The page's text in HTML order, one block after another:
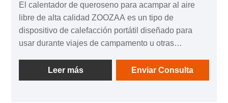
El calentador de queroseno para acampar al aire
libre de alta calidad ZOOZAA es un tipo de
dispositivo de calefacción portátil diseñado para
usar durante viajes de campamento u otras
destinados a proporcionar calor en entornos
exteriores donde el acceso a la electricidad u otras
Leer más Enviar Consulta